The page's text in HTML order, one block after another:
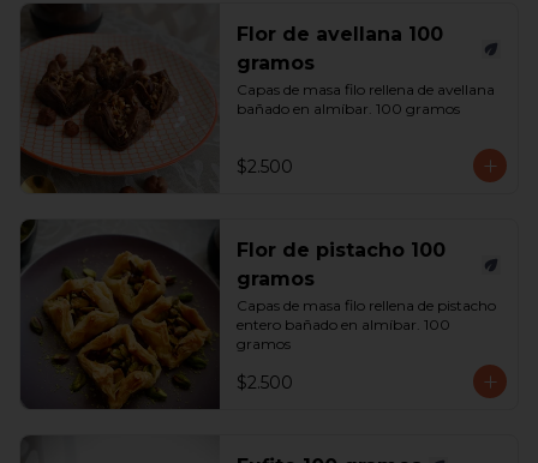
Flor de avellana 100
gramos
Capas de masa filo rellena de avellana
bañado en almíbar. 100 gramos
$2.500
Flor de pistacho 100
gramos
Capas de masa filo rellena de pistacho
entero bañado en almíbar. 100
gramos
$2.500